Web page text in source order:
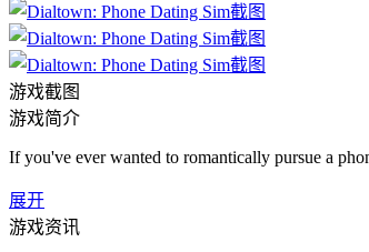
游戏截图
游戏简介
If you've ever wanted to romantically pursue a
展开
游戏资讯